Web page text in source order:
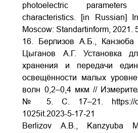
photoelectric
characteristics. [in Russian]
Moscow: Standartinform, 2021.
16. Берлизов А.Б., Канзюба
Цыганов А.Г. Установка
хранения и передачи
освещённости малых
волн 0,2–0,4 мкм //
№ 5. С. 17–21.
https://
1025it.2023-5-17-21
Berlizov A.B., Kanzyuba